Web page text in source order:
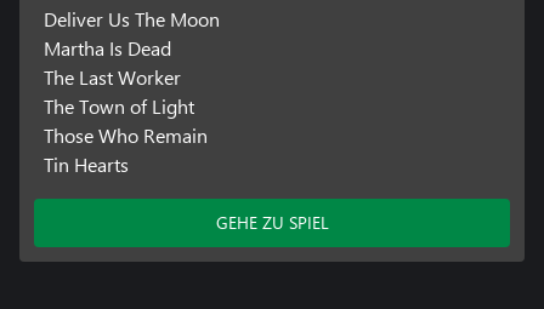
Deliver Us The Moon
Martha Is Dead
The Last Worker
The Town of Light
Those Who Remain
Tin Hearts
GEHE ZU SPIEL